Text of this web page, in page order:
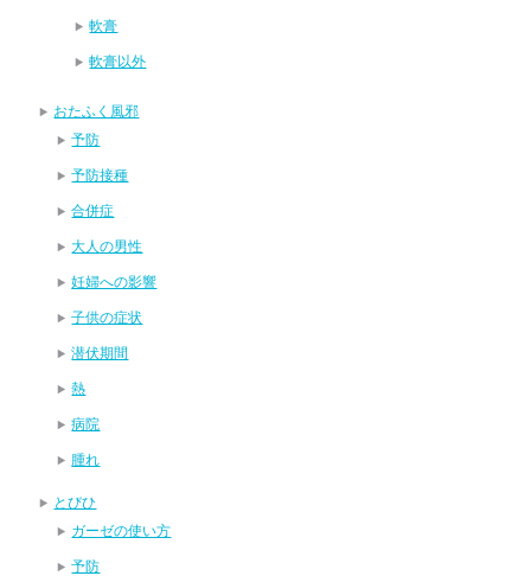
軟膏
軟膏以外
おたふく風邪
予防
予防接種
合併症
大人の男性
妊婦への影響
子供の症状
潜伏期間
熱
病院
腫れ
とびひ
ガーゼの使い方
予防